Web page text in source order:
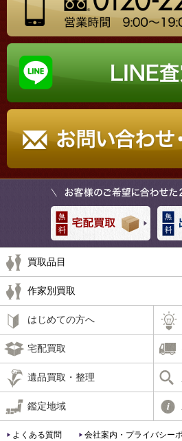
買取品目
作家別買取
はじめての方へ
宅配買取
遺品買取・整理
鑑定地域
よくある質問 会社案内・プライバシー